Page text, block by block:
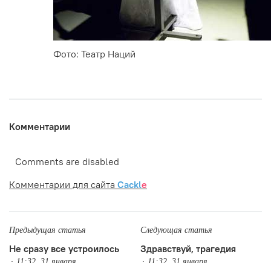
Фото: Театр Наций
Комментарии
Comments are disabled
Комментарии для сайта Cackle
Предыдущая статья
Не сразу все устроилось
Следующая статья
Здравствуй, трагедия